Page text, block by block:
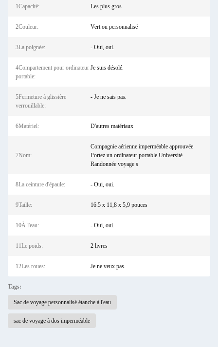
1Capacité: Les plus gros
2Couleur: Vert ou personnalisé
3La poignée: - Oui, oui.
4Compartement pour ordinateur
portable:
Je suis désolé.
5Fermeture à glissière
verrouillable:
- Je ne sais pas.
6Matériel: D'autres matériaux
7Nom:
Compagnie aérienne imperméable approuvée
Portez un ordinateur portable Université
Randonnée voyage s
8La ceinture d'épaule: - Oui, oui.
9Taille: 16.5 x 11,8 x 5,9 pouces
10À l'eau: - Oui, oui.
11Le poids: 2 livres
12Les roues: Je ne veux pas.
Tags:
Sac de voyage personnalisé étanche à l'eau
sac de voyage à dos imperméable